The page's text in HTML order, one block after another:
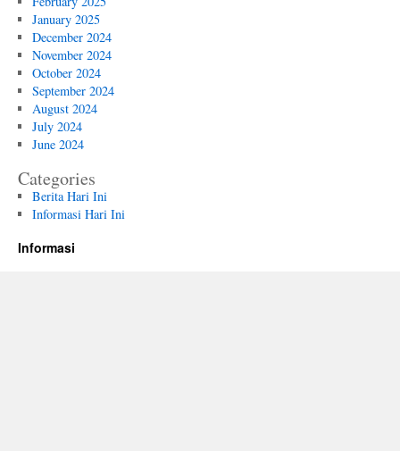
January 2025
December 2024
November 2024
October 2024
September 2024
August 2024
July 2024
June 2024
Categories
Berita Hari Ini
Informasi Hari Ini
Informasi